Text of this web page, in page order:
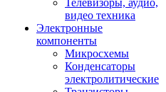
Телевизоры, аудио,
видео техника
Электронные
компоненты
Микросхемы
Конденсаторы
электролитические